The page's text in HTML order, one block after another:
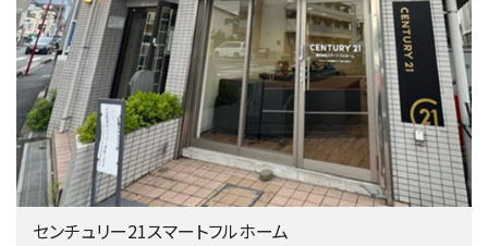
第4位
5,480万円
4ＬＤＫ
相模大野駅
バ9分・歩4分
２０１５年６月築、積水ハウス施工住宅です。 南東…
第5位
3,680万円
センチュリー21スマートフルホーム